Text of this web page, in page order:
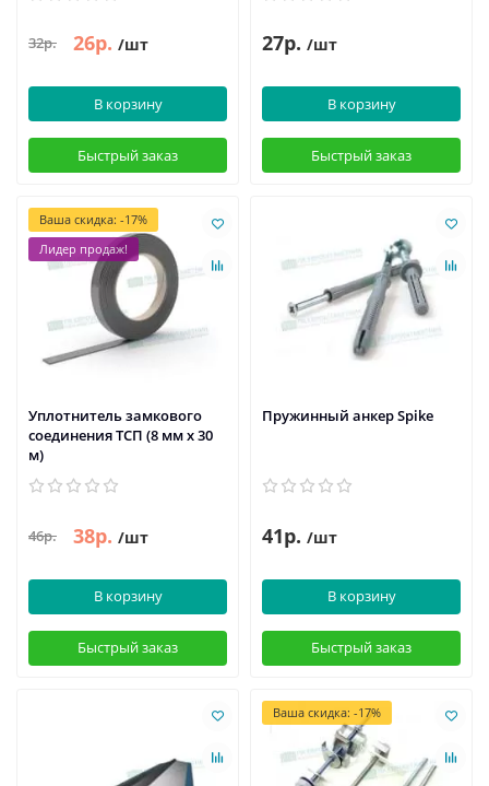
32р. 26р. /шт
В корзину
Быстрый заказ
27р. /шт
В корзину
Быстрый заказ
Ваша скидка: -17%
Лидер продаж!
Уплотнитель замкового
соединения ТСП (8 мм х 30
м)
46р. 38р. /шт
В корзину
Быстрый заказ
Пружинный анкер Spike
41р. /шт
В корзину
Быстрый заказ
Ваша скидка: -17%